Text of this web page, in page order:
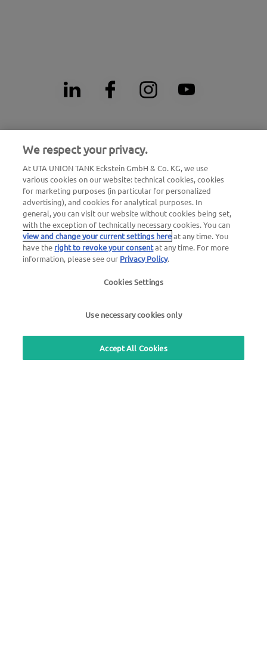
00800 - 88 27 37 84 (zdarma)
Non-stop nouzové číslo pro zablokování karty
00800 88 226 226 (zdarma)
nebo
+49 6027 509-666
UTA Česká republika:
186 00 Praha 8 - Karlín
IČ: 04769490
Obecné dotazy
We respect your privacy.
At UTA UNION TANK Eckstein GmbH & Co. KG, we use
various cookies on our website: technical cookies, cookies
for marketing purposes (in particular for personalized
advertising), and cookies for analytical purposes. In
general, you can visit our website without cookies being set,
with the exception of technically necessary cookies. You can
view and change your current settings hereat any time. You
have the right to revoke your consentat any time. For more
information, please see our Privacy Policy.
Cookies Settings
Use necessary cookies only
Accept All Cookies